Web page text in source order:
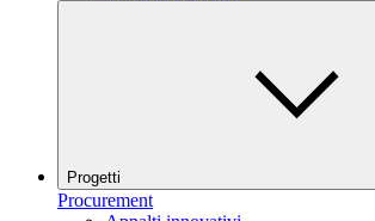
Progetti
Procurement